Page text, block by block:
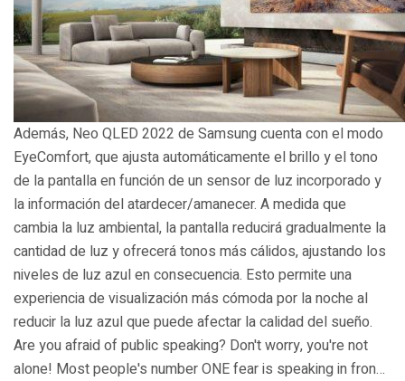
Además, Neo QLED 2022 de Samsung cuenta con el modo
EyeComfort, que ajusta automáticamente el brillo y el tono
de la pantalla en función de un sensor de luz incorporado y
la información del atardecer/amanecer. A medida que
cambia la luz ambiental, la pantalla reducirá gradualmente la
cantidad de luz y ofrecerá tonos más cálidos, ajustando los
niveles de luz azul en consecuencia. Esto permite una
experiencia de visualización más cómoda por la noche al
reducir la luz azul que puede afectar la calidad del sueño.
Are you afraid of public speaking? Don't worry, you're not
alone! Most people's number ONE fear is speaking in fron…